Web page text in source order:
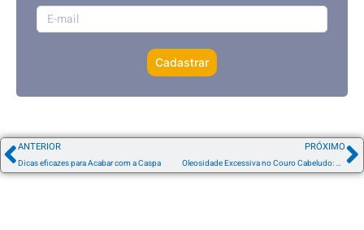
Cadastrar
ANTERIOR
Dicas eficazes para Acabar com a Caspa
PRÓXIMO
Oleosidade Excessiva no Couro Cabeludo: Causas, Cuidados e Produtos Indicados